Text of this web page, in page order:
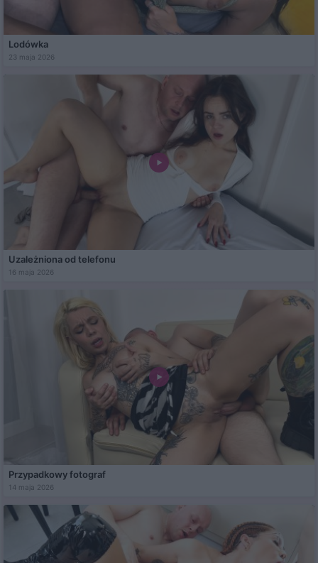
Lodówka
23 maja 2026
Uzależniona od telefonu
16 maja 2026
Przypadkowy fotograf
14 maja 2026